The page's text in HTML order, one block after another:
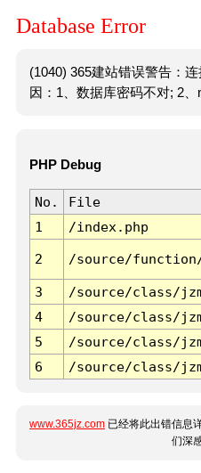
Database Error
(1040) 365建站错误警告：
因：1、数据库密码不对; 2、
PHP Debug
No. File
1
/index.php
2 /source/
3 /source/class/
4
/source/class/
5
/source/class/
6
/source/class/
www.365jz.com 已经将此出错信息
们深